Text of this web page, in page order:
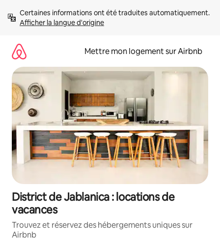
directement
Afficher la langue d'origine
Mettre mon logement sur Airbnb
District de Jablanica : locations de
vacances
Trouvez et réservez des hébergements uniques sur
Airbnb